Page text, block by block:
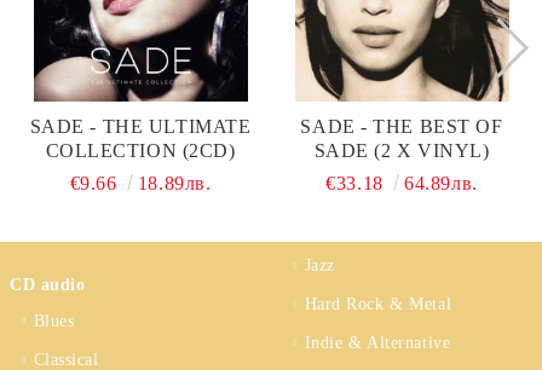
SADE - THE ULTIMATE
COLLECTION (2CD)
€9.66
18.89лв.
SADE - THE BEST OF
SADE (2 X VINYL)
€33.18
64.89лв.
CD audio
Blues
Classical
Jazz
Hard Rock & Metal
Indie & Alternative